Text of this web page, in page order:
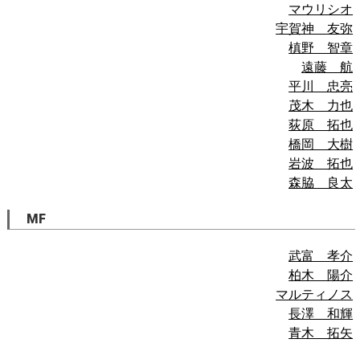
マウリシオ
宇賀神 友弥
槙野 智章
遠藤 航
平川 忠亮
茂木 力也
荻原 拓也
橋岡 大樹
岩波 拓也
森脇 良太
MF
武富 孝介
柏木 陽介
マルティノス
長澤 和輝
青木 拓矢